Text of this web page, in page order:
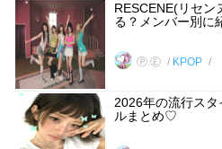
RESCENE(リセン
る？メンバー別に
Ⓟ.Ⓔ KPOP
2026年の流行スタ
ルまとめ♡